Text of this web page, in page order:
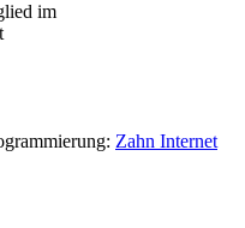
im
Zahn Internet